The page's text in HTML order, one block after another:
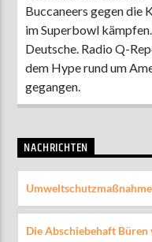
Buccaneers gegen die
im Superbowl
Deutsche. Radio Q-
dem Hype rund um
gegangen.
NACHRICHTEN
Die Abschiebehaft